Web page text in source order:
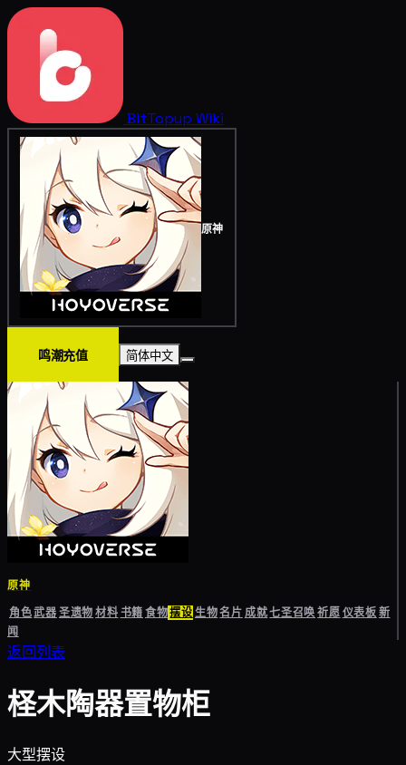
BitTopup Wiki
原神
鸣潮充值 简体中文
原神
角色武器圣遗物材料书籍食物摆设生物名片成就七圣召唤祈愿仪表板新
闻
返回列表
柽木陶器置物柜
大型摆设